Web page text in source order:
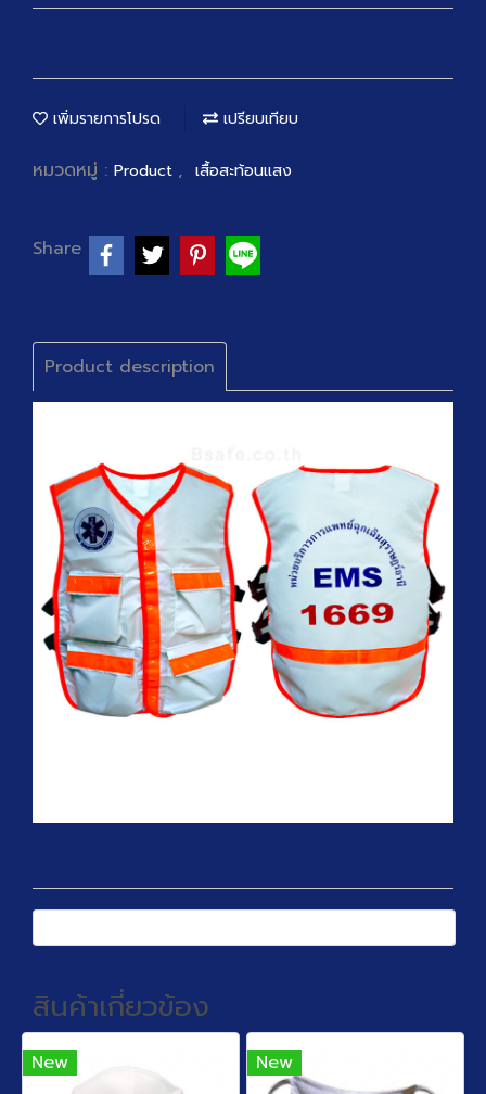
เพิ่มรายการโปรด เปรียบเทียบ
หมวดหมู่ : Product , เสื้อสะท้อนแสง
Share
Product description
สินค้าเกี่ยวข้อง
New New